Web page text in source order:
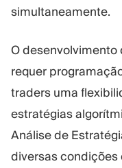
simultaneamente.
O desenvolvimento
requer
traders uma
estratégias
Análise de
diversas